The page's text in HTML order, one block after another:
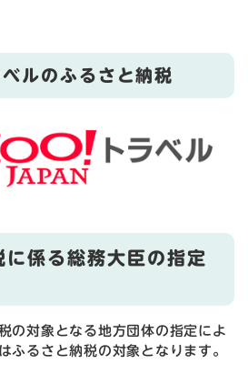
ルのふるさと納税
に係る総務大臣の指定
の対象となる地方団体の指定によ
ふるさと納税の対象となります。